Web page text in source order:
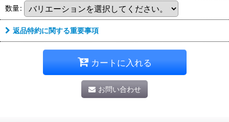
数量:
返品特約に関する重要事項
カートに入れる
お問い合わせ